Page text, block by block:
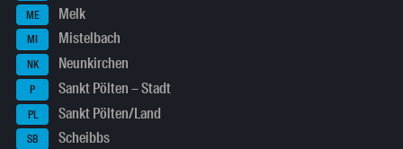
ME Melk
MI Mistelbach
NK Neunkirchen
P Sankt Pölten – Stadt
PL Sankt Pölten/Land
SB Scheibbs